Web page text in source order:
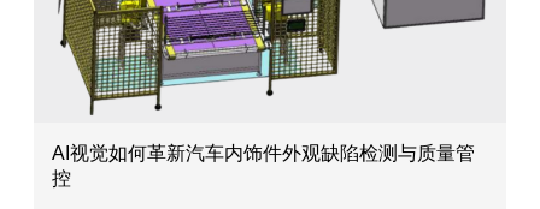
AI视觉如何革新汽车内饰件外观缺陷检测与质量管
控